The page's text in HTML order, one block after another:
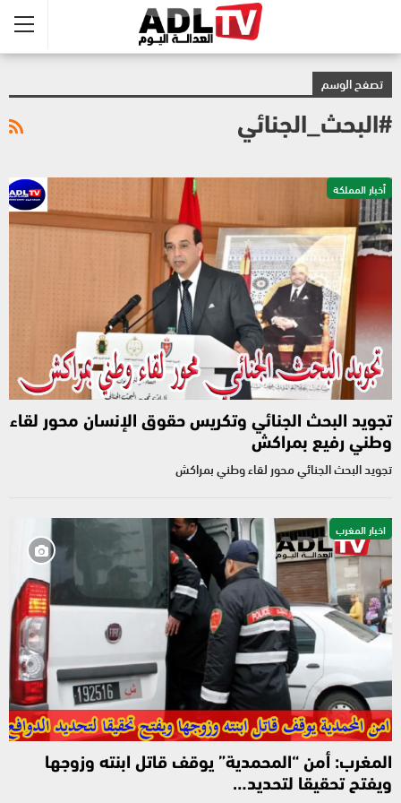
تصفح الوسم
#البحث_الجنائي
أخبار المملكة
تجويد البحث الجنائي وتكريس حقوق الإنسان محور لقاء
وطني رفيع بمراكش
تجويد البحث الجنائي محور لقاء وطني بمراكش
اخبار المغرب
المغرب: أمن “المحمدية” يوقف قاتل ابنته وزوجها
ويفتح تحقيقا لتحديد…